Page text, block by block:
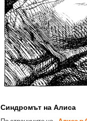
Синдромът на Алиса